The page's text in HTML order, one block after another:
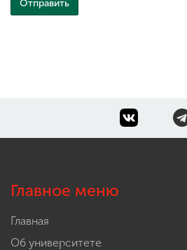
Главное меню
Главная
Об университете